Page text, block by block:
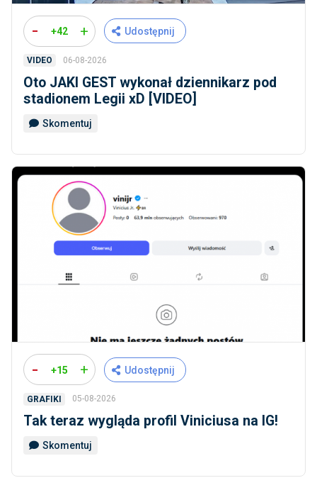
- +42 + Udostępnij
VIDEO 06-08-2026
Oto JAKI GEST wykonał dziennikarz pod
stadionem Legii xD [VIDEO]
Skomentuj
- +15 + Udostępnij
GRAFIKI 05-08-2026
Tak teraz wygląda profil Viniciusa na IG!
Skomentuj